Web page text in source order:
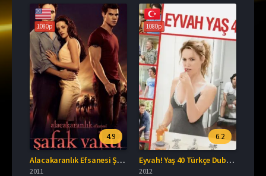
1080p
4.9
Alacakaranlık Efsanesi Şafak Vakti Bölüm 1 Türkçe Dublaj İzle
2011
1080p
6.2
Eyvah! Yaş 40 Türkçe Dublaj İzle
2012